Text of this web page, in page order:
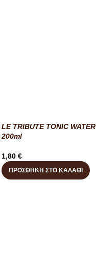
LE TRIBUTE TONIC WATER
200ml
1,80 €
ΠΡΟΣΘΉΚΗ ΣΤΟ ΚΑΛΆΘΙ